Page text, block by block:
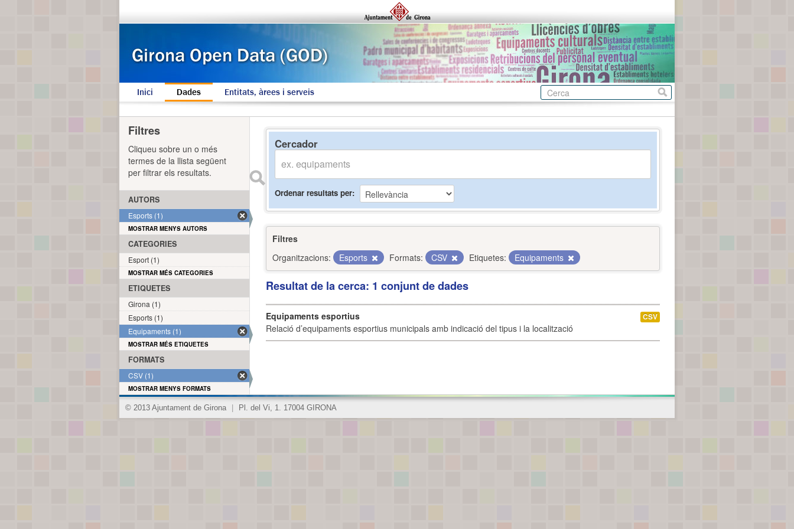
Inici Dades Entitats, àrees i serveis
Cercador
Ordenar resultats per
Filtres
Organitzacions:
Esports Formats: CSV Etiquetes: Equipaments
Resultat de la cerca: 1 conjunt de dades
Equipaments esportius
Relació d’equipaments esportius municipals amb indicació del tipus i la localització
CSV
Filtres
Cliqueu sobre un o més
termes de la llista següent
per filtrar els resultats.
AUTORS
Esports (1)
MOSTRAR MENYS AUTORS
CATEGORIES
Esport (1)
MOSTRAR MÉS CATEGORIES
ETIQUETES
Girona (1)
Esports (1)
Equipaments (1)
MOSTRAR MÉS ETIQUETES
FORMATS
CSV (1)
MOSTRAR MENYS FORMATS
© 2013 Ajuntament de Girona Pl. del Vi, 1. 17004 GIRONA